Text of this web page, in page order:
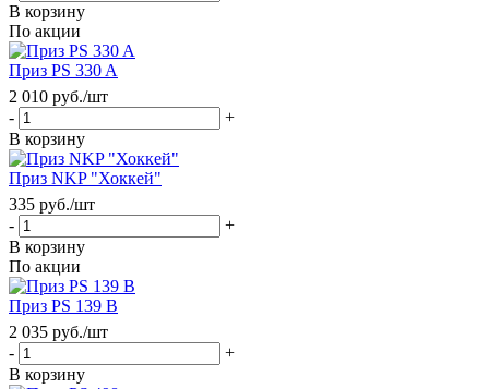
В корзину
По акции
Приз PS 330 A
2 010 руб./шт
-
+
В корзину
Приз NKP "Хоккей"
335 руб./шт
-
+
В корзину
По акции
Приз PS 139 B
2 035 руб./шт
-
+
В корзину